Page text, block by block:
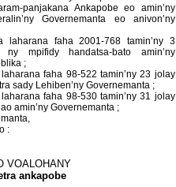
panjakana Ankapobe eo amin’ny
Governemanta eo anivon’ny
laharana faha 2001-768 tamin’ny 3
mpifidy handatsa-bato amin’ny
;
faha 98-522 tamin’ny 23 jolay
sady Lehiben’ny Governemanta ;
faha 98-530 tamin’ny 31 jolay
amin’ny Governemanta ;
:
VOALOHANY
ankapobe